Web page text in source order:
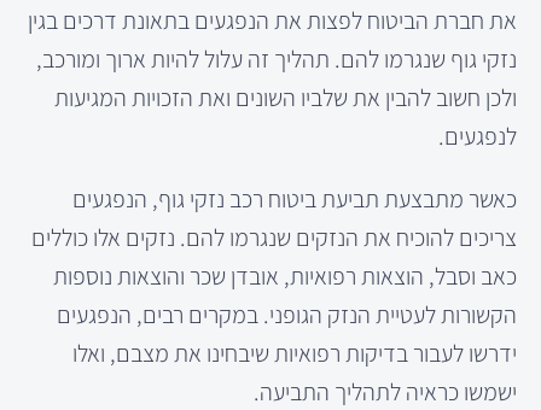
את חברת הביטוח לפצות את הנפגעים בתאונת דרכים בגין
נזקי גוף שנגרמו להם. תהליך זה עלול להיות ארוך ומורכב,
ולכן חשוב להבין את שלביו השונים ואת הזכויות המגיעות
לנפגעים.
כאשר מתבצעת תביעת ביטוח רכב נזקי גוף, הנפגעים
צריכים להוכיח את הנזקים שנגרמו להם. נזקים אלו כוללים
כאב וסבל, הוצאות רפואיות, אובדן שכר והוצאות נוספות
הקשורות לעטיית הנזק הגופני. במקרים רבים, הנפגעים
ידרשו לעבור בדיקות רפואיות שיבחינו את מצבם, ואלו
ישמשו כראיה לתהליך התביעה.